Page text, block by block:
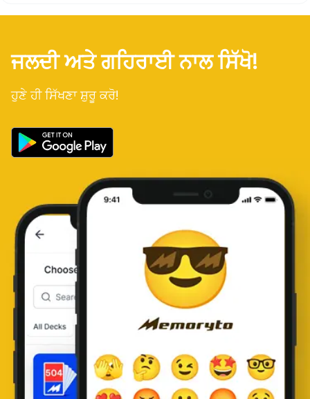
ਜਲਦੀ ਅਤੇ ਗਹਿਰਾਈ ਨਾਲ ਸਿੱਖੋ!
ਹੁਣੇ ਹੀ ਸਿੱਖਣਾ ਸ਼ੁਰੂ ਕਰੋ!